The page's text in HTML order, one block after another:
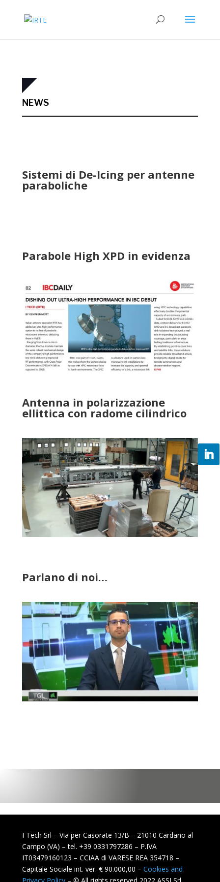
NEWS
Sistemi di De-Icing per antenne
paraboliche
Parabole High XPD in evidenza
Antenna in polarizzazione
ellittica con radome cilindrico
Parlano di noi…
I Tech Srl – Via per Casorate 13/B – 21010 Cardano al
Campo (VA) – tel. +39 0331797286 – P.IVA
IT03479160123 – CCIAA di VARESE REA 354718 –
Capitale Sociale int. ver. € 90.000,00 – Cookies and